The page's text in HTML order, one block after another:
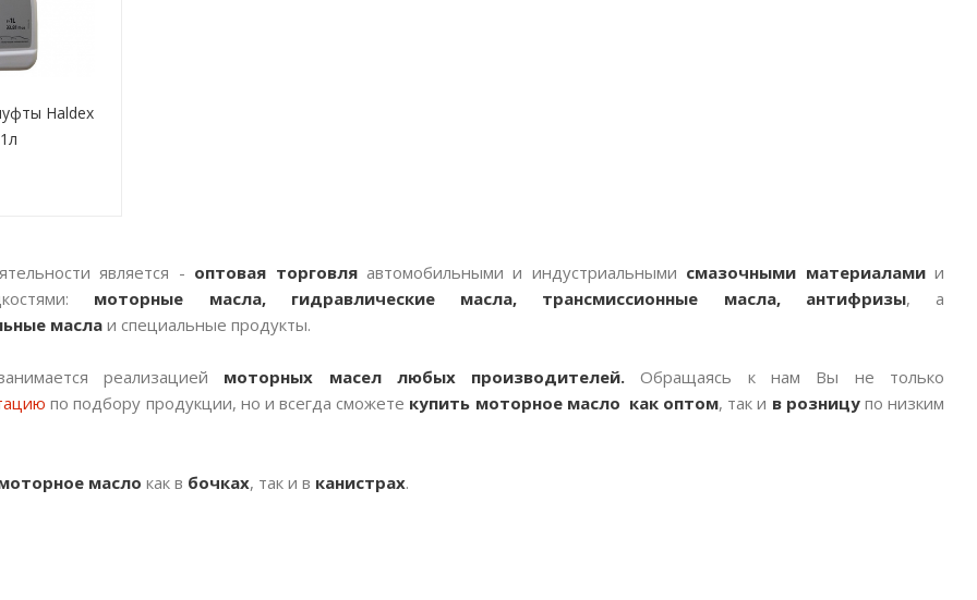
Haldex
является - оптовая торговляавтомобильными и индустриальными смазочными материаламии
моторные масла, гидравлические масла, трансмиссионные масла, антифризы, а
масла и специальные продукты.
реализацией моторных масел любых производителей. Обращаясь к нам Вы не только
по подбору продукции, но и всегда сможете купить моторное масло как оптом, так и в розницупо низким
масло как в бочках, так и в канистрах.